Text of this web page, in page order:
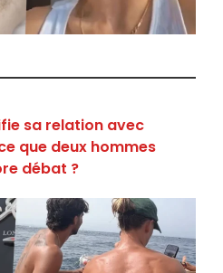
sa relation avec
que deux hommes
débat ?